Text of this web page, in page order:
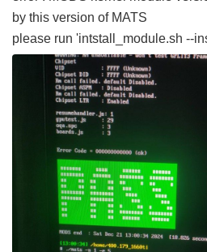
by this version of MATS
please run 'intstall_module.sh --